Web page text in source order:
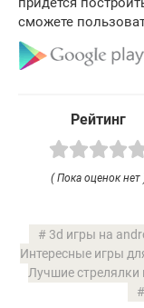
сможете
Рейтинг
( Пока оценок нет
3d игры на
Интересные игры
Лучшие стрелялки